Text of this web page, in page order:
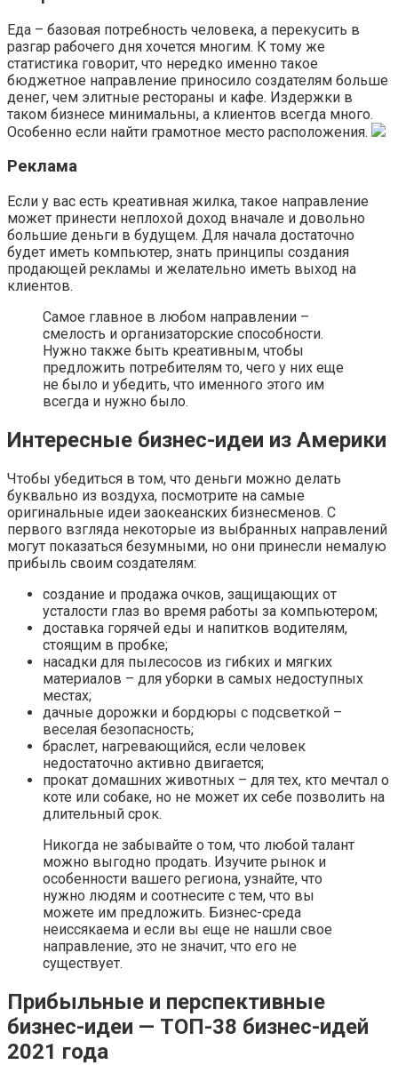
Еда – базовая потребность человека, а перекусить в
разгар рабочего дня хочется многим. К тому же
статистика говорит, что нередко именно такое
бюджетное направление приносило создателям больше
денег, чем элитные рестораны и кафе. Издержки в
таком бизнесе минимальны, а клиентов всегда много.
Особенно если найти грамотное место расположения.
Реклама
Если у вас есть креативная жилка, такое направление
может принести неплохой доход вначале и довольно
большие деньги в будущем. Для начала достаточно
будет иметь компьютер, знать принципы создания
продающей рекламы и желательно иметь выход на
клиентов.
Самое главное в любом направлении –
смелость и организаторские способности.
Нужно также быть креативным, чтобы
предложить потребителям то, чего у них еще
не было и убедить, что именного этого им
всегда и нужно было.
Интересные бизнес-идеи из Америки
Чтобы убедиться в том, что деньги можно делать
буквально из воздуха, посмотрите на самые
оригинальные идеи заокеанских бизнесменов. С
первого взгляда некоторые из выбранных направлений
могут показаться безумными, но они принесли немалую
прибыль своим создателям:
создание и продажа очков, защищающих от
усталости глаз во время работы за компьютером;
доставка горячей еды и напитков водителям,
стоящим в пробке;
насадки для пылесосов из гибких и мягких
материалов – для уборки в самых недоступных
местах;
дачные дорожки и бордюры с подсветкой –
веселая безопасность;
браслет, нагревающийся, если человек
недостаточно активно двигается;
прокат домашних животных – для тех, кто мечтал о
коте или собаке, но не может их себе позволить на
длительный срок.
Никогда не забывайте о том, что любой талант
можно выгодно продать. Изучите рынок и
особенности вашего региона, узнайте, что
нужно людям и соотнесите с тем, что вы
можете им предложить. Бизнес-среда
неиссякаема и если вы еще не нашли свое
направление, это не значит, что его не
существует.
Прибыльные и перспективные
бизнес-идеи — ТОП-38 бизнес-идей
2021 года